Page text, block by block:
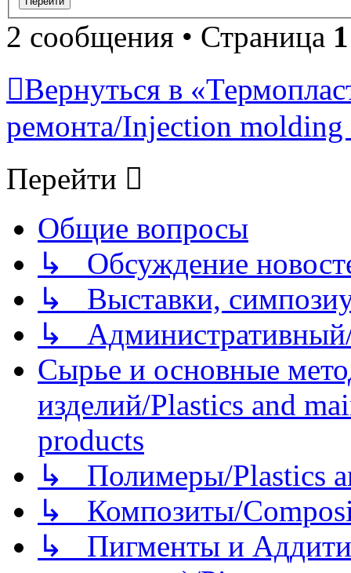
2 сообщения • Страница 1
Вернуться в
ремонта/Injection molding
Перейти
Общие вопросы
↳ Обсуждение
↳ Выставки,
↳
Сырье и основные
изделий/Plastics and
products
↳ Полимеры/Plastics
↳ Композиты/
↳ Пигменты и